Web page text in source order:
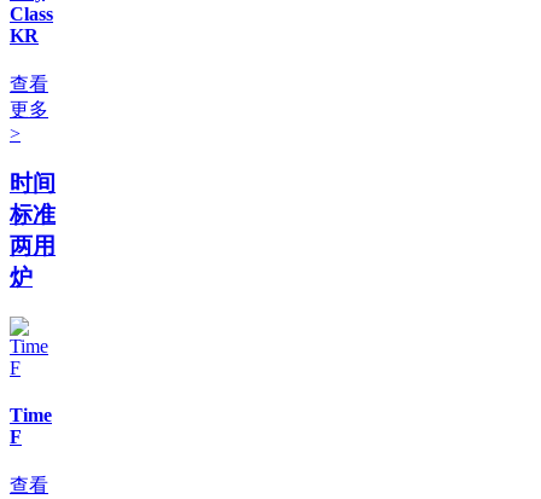
Class
KR
查看
更多
>
时间
标准
两用
炉
Time
F
查看